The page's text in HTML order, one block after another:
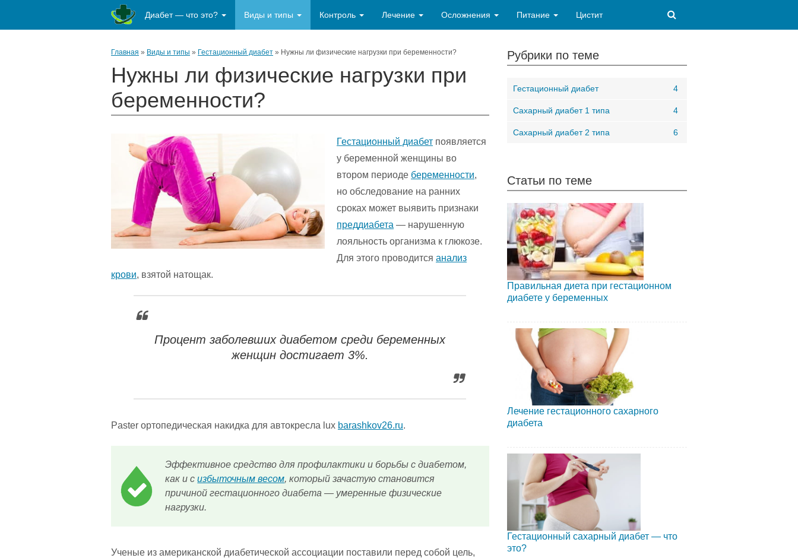
Диабет — что это? Виды и типы Контроль Лечение Осложнения Питание Цистит
Главная » Виды и типы » Гестационный диабет » Нужны ли физические нагрузки при беременности?
Нужны ли физические нагрузки при
беременности?
Гестационный диабет появляется
у беременной женщины во
втором периоде беременности,
но обследование на ранних
сроках может выявить признаки
преддиабета — нарушенную
лояльность организма к глюкозе.
Для этого проводится анализ
крови, взятой натощак.
Процент заболевших диабетом среди беременных
женщин достигает 3%.
Paster ортопедическая накидка для автокресла lux barashkov26.ru.
Эффективное средство для профилактики и борьбы с диабетом,
как и сизбыточным весом, который зачастую становится
причиной гестационного диабета — умеренные физические
нагрузки.
Ученые из американской диабетической ассоциации поставили перед собой цель,
Рубрики по теме
Гестационный диабет 4
Сахарный диабет 1 типа 4
Сахарный диабет 2 типа 6
Статьи по теме
Правильная диета при гестационном
диабете у беременных
Лечение гестационного сахарного
диабета
Гестационный сахарный диабет — что
это?